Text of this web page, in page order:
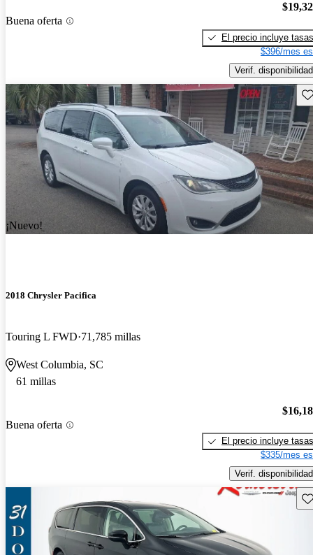
Buena oferta
El precio incluye tasas
$396/mes
Verif. disponibilidad
¡Nuevo!
2018 Chrysler Pacifica
Touring L FWD 71,785 millas
West Columbia, SC
61 millas
Buena oferta
El precio incluye tasas
$335/mes
Verif. disponibilidad